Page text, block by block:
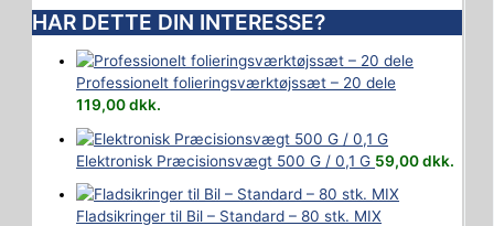
HAR DETTE DIN INTERESSE?
Professionelt folieringsværktøjssæt – 20 dele
119,00dkk.
Elektronisk Præcisionsvægt 500 G / 0,1 G 59,00dkk.
Fladsikringer til Bil – Standard – 80 stk. MIX